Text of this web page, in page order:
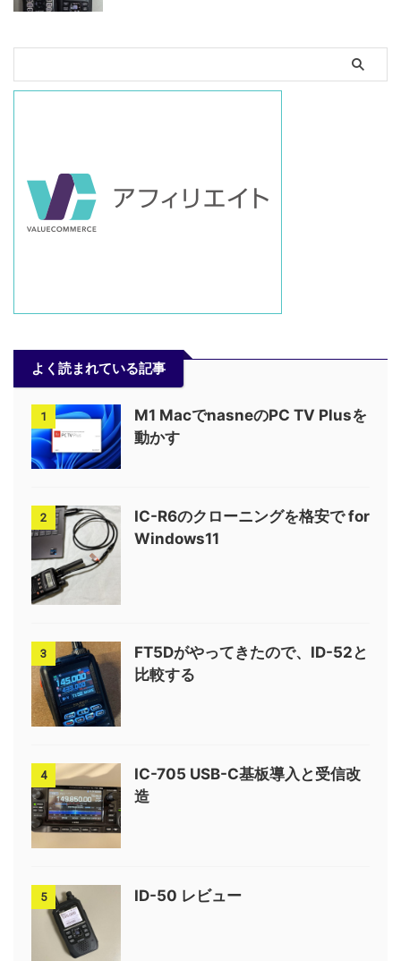
よく読まれている記事
1
M1 MacでnasneのPC TV Plusを
動かす
2
IC-R6のクローニングを格安で for
Windows11
3
FT5Dがやってきたので、ID-52と
比較する
4
IC-705 USB-C基板導入と受信改
造
5 ID-50 レビュー